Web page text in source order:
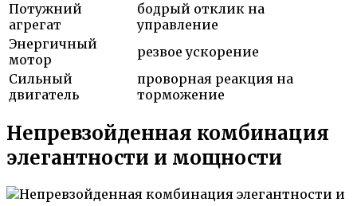
Потужний
агрегат
бодрый отклик на
управление
Энергичный
мотор
резвое ускорение
Сильный
двигатель
проворная реакция на
торможение
Непревзойденная комбинация
элегантности и мощности